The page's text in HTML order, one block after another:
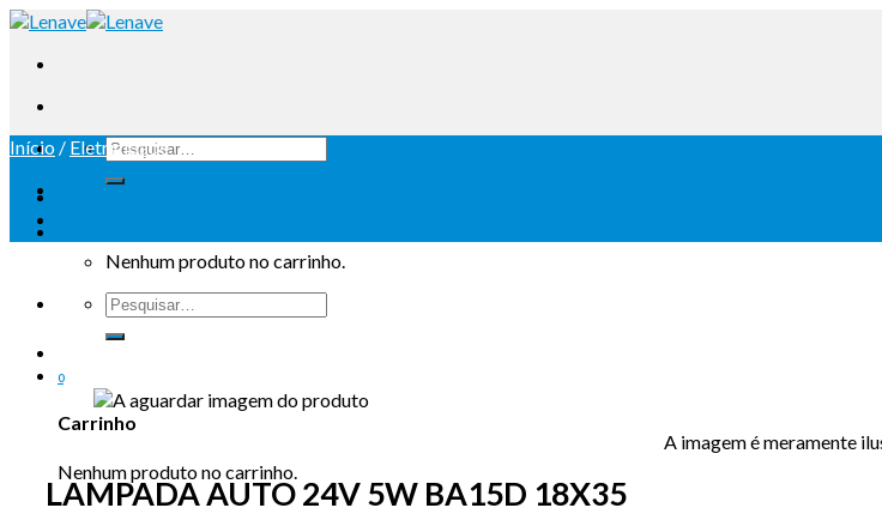
Nenhum produto no carrinho.
0
Carrinho
Nenhum produto no carrinho.
Início / Eletricidade
A imagem é meramente
LAMPADA AUTO 24V 5W BA15D 18X35